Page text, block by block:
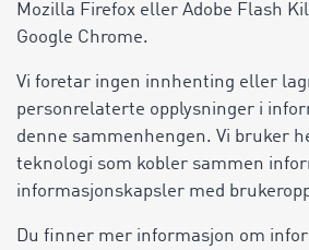
Mozilla Firefox eller Adobe Flash
Google Chrome.
Vi foretar ingen innhenting eller
personrelaterte opplysninger i
denne sammenhengen. Vi bruker
teknologi som kobler sammen
informasjonskapsler med
Du finner mer informasjon om